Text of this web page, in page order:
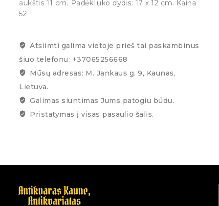
aukštis 11 cm. Padėkliuko dydis: 17 x 12 cm. Kaina
52
Atsiimti galima vietoje prieš tai paskambinus
šiuo telefonu: +37065256668
Mūsų adresas: M. Jankaus g. 9, Kaunas,
Lietuva.
Galimas siuntimas Jums patogiu būdu.
Pristatymas į visas pasaulio šalis.